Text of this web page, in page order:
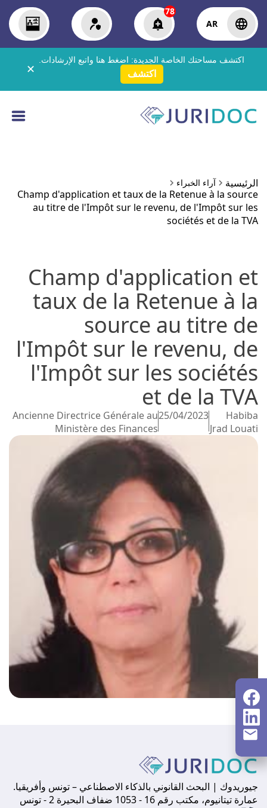
AR
78
اكتشف مساحتك الخاصة الجديدة: اضغط هنا واتبع الإرشادات.
اكتشف ✕
الرئيسية آراء الخبراء
Champ d'application et taux de la Retenue à la source
au titre de l'Impôt sur le revenu, de l'Impôt sur les
sociétés et de la TVA
Champ d'application et
taux de la Retenue à la
source au titre de
l'Impôt sur le revenu, de
l'Impôt sur les sociétés
et de la TVA
Habiba
Jrad Louati
25/04/2023
Ancienne Directrice Générale au
Ministère des Finances
جيوريدوك | البحث القانوني بالذكاء الاصطناعي – تونس وأفريقيا.
عمارة تيتانيوم، مكتب رقم 16 - 1053 ضفاف البحيرة 2 - تونس